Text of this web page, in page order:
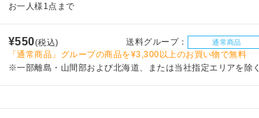
お一人様1点まで
¥550(税込) 送料グループ： 通常商品
「通常商品」グループの商品を¥3,300以上のお買い物で無料
※一部離島・山間部および北海道、または当社指定エリアを除く